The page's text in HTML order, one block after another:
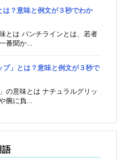
は？意味と例文が３秒でわか
とは パンチラインとは、若者
番聞か...
プ」とは？意味と例文が３秒で
の意味とは ナチュラルグリッ
腕に負...
語